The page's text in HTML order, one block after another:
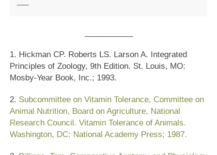
1. Hickman CP. Roberts LS. Larson A. Integrated
Principles of Zoology, 9th Edition. St. Louis, MO:
Mosby-Year Book, Inc.; 1993.
2. Subcommittee on Vitamin Tolerance, Committee on
Animal Nutrition, Board on Agriculture, National
Research Council. Vitamin Tolerance of Animals.
Washington, DC: National Academy Press; 1987.